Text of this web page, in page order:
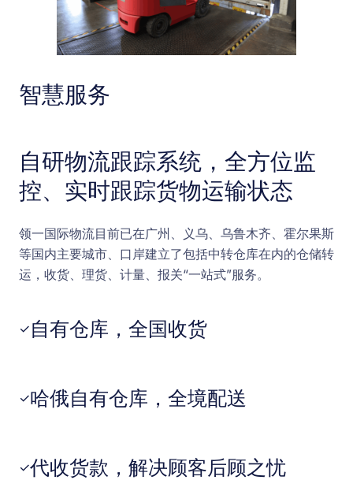
智慧服务
自研物流跟踪系统，全方位监
控、实时跟踪货物运输状态
领一国际物流目前已在广州、义乌、乌鲁木齐、霍尔果斯
等国内主要城市、口岸建立了包括中转仓库在内的仓储转
运，收货、理货、计量、报关“一站式”服务。
✓ 自有仓库，全国收货
✓哈俄自有仓库，全境配送
✓代收货款，解决顾客后顾之忧